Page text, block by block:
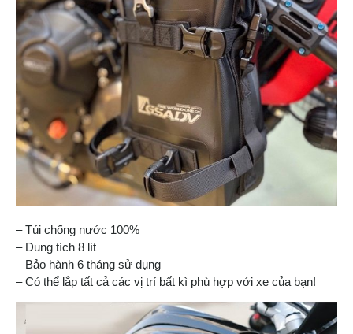
– Túi chống nước 100%
– Dung tích 8 lít
– Bảo hành 6 tháng sử dụng
– Có thể lắp tất cả các vị trí bất kì phù hợp với xe của bạn!